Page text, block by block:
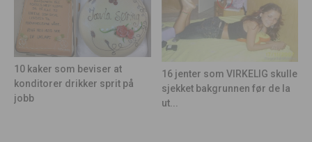
10 kaker som beviser at
konditorer drikker sprit på
jobb
16 jenter som VIRKELIG skulle
sjekket bakgrunnen før de la
ut...